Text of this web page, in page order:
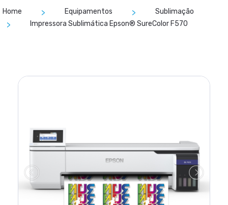
Home Equipamentos
Sublimação
Impressora Sublimática Epson® SureColor F570